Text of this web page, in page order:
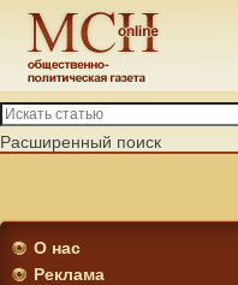
Расширенный поиск
О нас
Реклама